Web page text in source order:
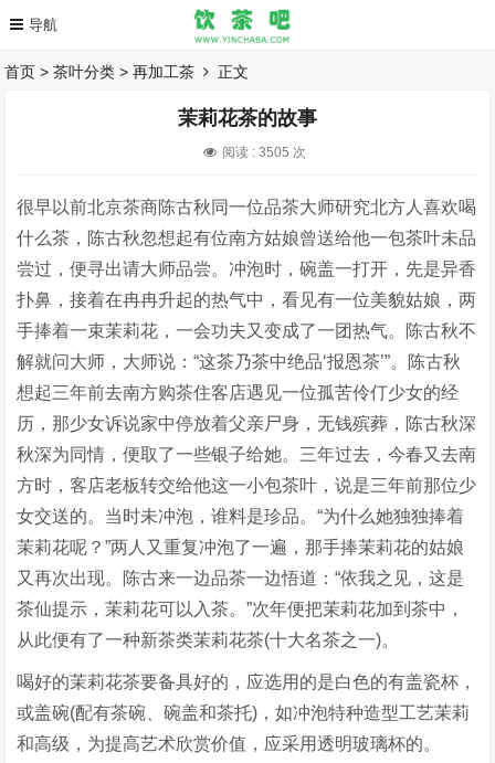
首页 >茶叶分类 >再加工茶 正文
茉莉花茶的故事
阅读 :3505 次
很早以前北京茶商陈古秋同一位品茶大师研究北方人喜欢喝
什么茶，陈古秋忽想起有位南方姑娘曾送给他一包茶叶未品
尝过，便寻出请大师品尝。冲泡时，碗盖一打开，先是异香
扑鼻，接着在冉冉升起的热气中，看见有一位美貌姑娘，两
手捧着一束茉莉花，一会功夫又变成了一团热气。陈古秋不
解就问大师，大师说：“这茶乃茶中绝品‘报恩茶’”。陈古秋
想起三年前去南方购茶住客店遇见一位孤苦伶仃少女的经
历，那少女诉说家中停放着父亲尸身，无钱殡葬，陈古秋深
秋深为同情，便取了一些银子给她。三年过去，今春又去南
方时，客店老板转交给他这一小包茶叶，说是三年前那位少
女交送的。当时未冲泡，谁料是珍品。“为什么她独独捧着
茉莉花呢？”两人又重复冲泡了一遍，那手捧茉莉花的姑娘
又再次出现。陈古来一边品茶一边悟道：“依我之见，这是
茶仙提示，茉莉花可以入茶。”次年便把茉莉花加到茶中，
从此便有了一种新茶类茉莉花茶(十大名茶之一)。
喝好的茉莉花茶要备具好的，应选用的是白色的有盖瓷杯，
或盖碗(配有茶碗、碗盖和茶托)，如冲泡特种造型工艺茉莉
和高级，为提高艺术欣赏价值，应采用透明玻璃杯的。